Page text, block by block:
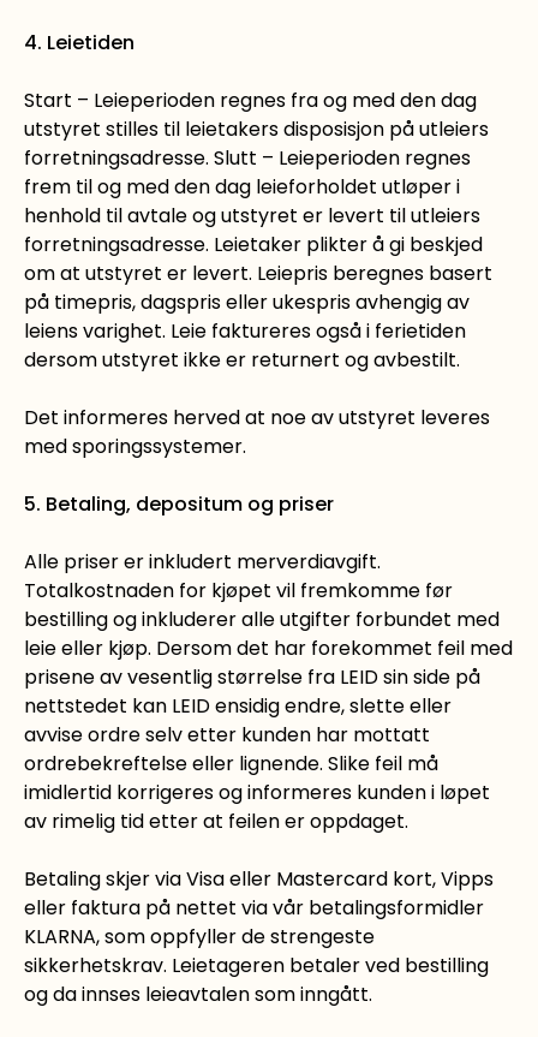
4. Leietiden
Start – Leieperioden regnes fra og med den dag
utstyret stilles til leietakers disposisjon på utleiers
forretningsadresse. Slutt – Leieperioden regnes
frem til og med den dag leieforholdet utløper i
henhold til avtale og utstyret er levert til utleiers
forretningsadresse. Leietaker plikter å gi beskjed
om at utstyret er levert. Leiepris beregnes basert
på timepris, dagspris eller ukespris avhengig av
leiens varighet. Leie faktureres også i ferietiden
dersom utstyret ikke er returnert og avbestilt.
Det informeres herved at noe av utstyret leveres
med sporingssystemer.
5. Betaling, depositum og priser
Alle priser er inkludert merverdiavgift.
Totalkostnaden for kjøpet vil fremkomme før
bestilling og inkluderer alle utgifter forbundet med
leie eller kjøp. Dersom det har forekommet feil med
prisene av vesentlig størrelse fra LEID sin side på
nettstedet kan LEID ensidig endre, slette eller
avvise ordre selv etter kunden har mottatt
ordrebekreftelse eller lignende. Slike feil må
imidlertid korrigeres og informeres kunden i løpet
av rimelig tid etter at feilen er oppdaget.
Betaling skjer via Visa eller Mastercard kort, Vipps
eller faktura på nettet via vår betalingsformidler
KLARNA, som oppfyller de strengeste
sikkerhetskrav. Leietageren betaler ved bestilling
og da innses leieavtalen som inngått.